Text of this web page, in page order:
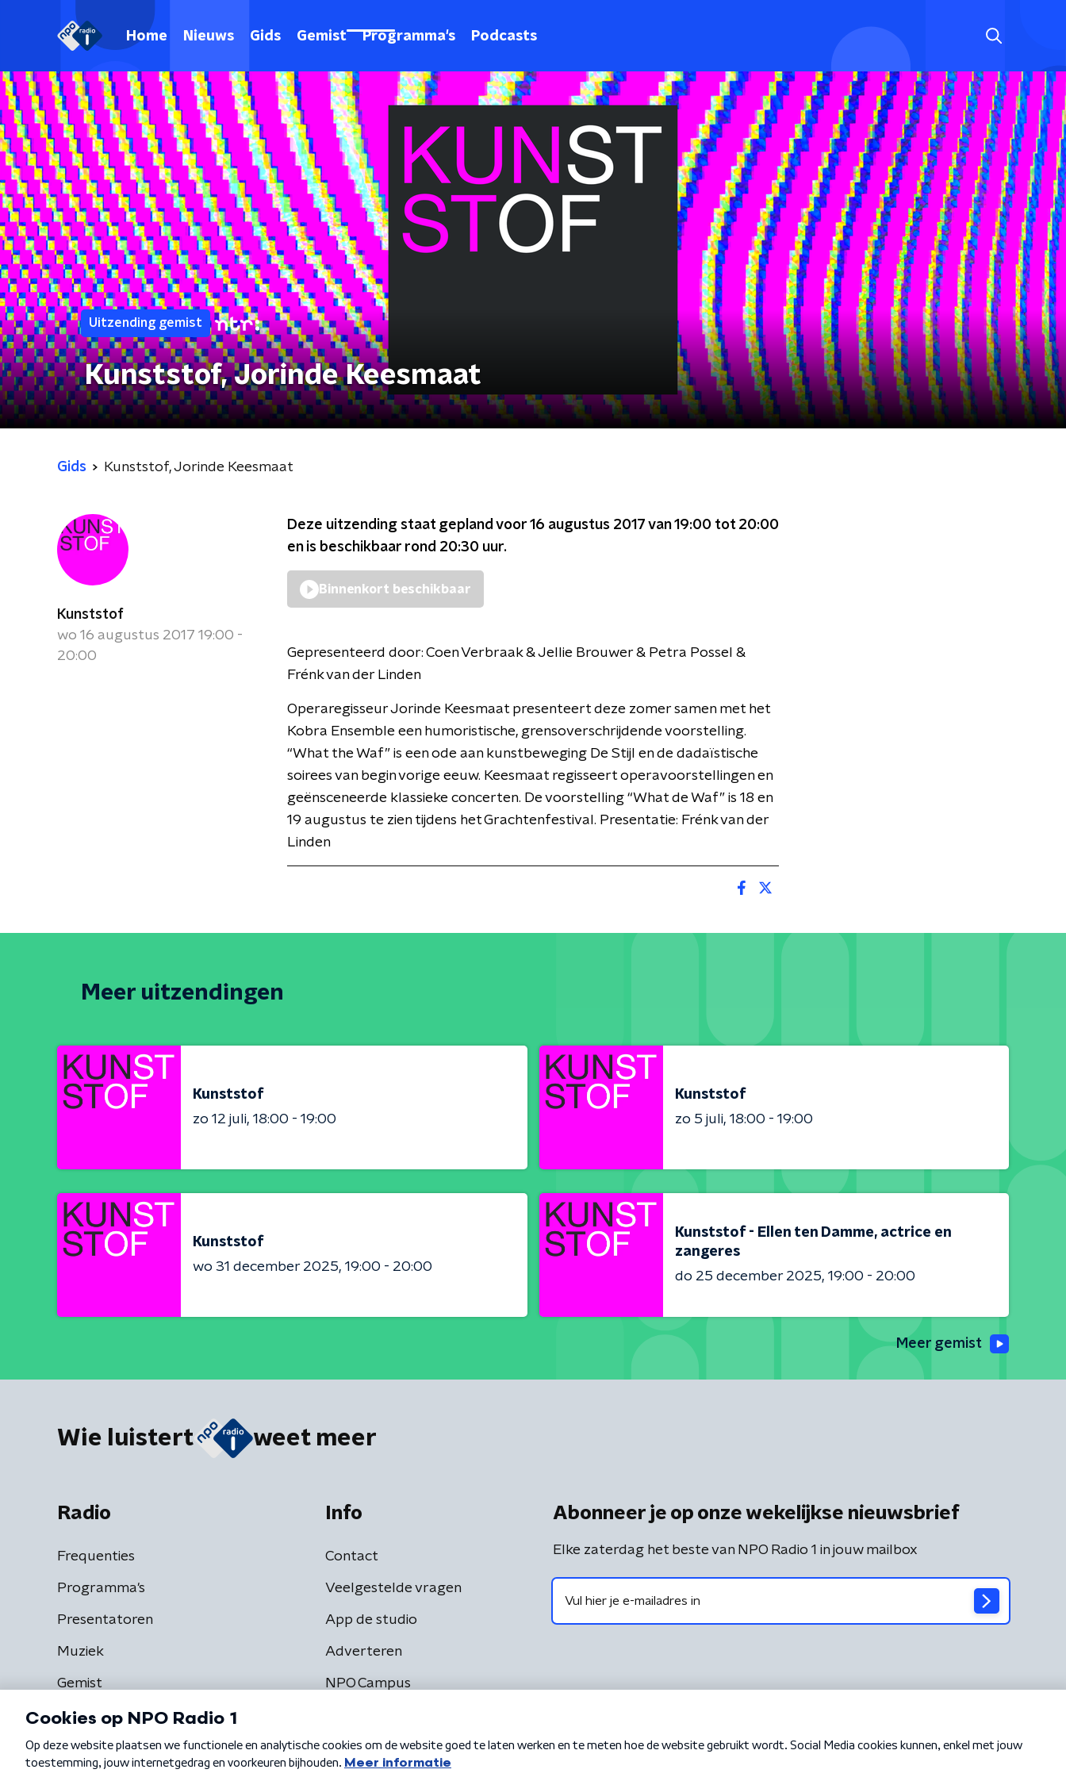
Home Nieuws Gids Gemist Programma's Podcasts
Uitzending gemist
Kunststof, Jorinde Keesmaat
Gids Kunststof, Jorinde Keesmaat
Kunststof
wo 16 augustus 2017 19:00 -
20:00
Deze uitzending staat gepland voor 16 augustus 2017 van 19:00 tot 20:00
en is beschikbaar rond 20:30 uur.
Binnenkort beschikbaar
Gepresenteerd door: Coen Verbraak & Jellie Brouwer & Petra Possel &
Frénk van der Linden
Operaregisseur Jorinde Keesmaat presenteert deze zomer samen met het
Kobra Ensemble een humoristische, grensoverschrijdende voorstelling.
“What the Waf” is een ode aan kunstbeweging De Stijl en de dadaïstische
soirees van begin vorige eeuw. Keesmaat regisseert operavoorstellingen en
geënsceneerde klassieke concerten. De voorstelling “What de Waf” is 18 en
19 augustus te zien tijdens het Grachtenfestival. Presentatie: Frénk van der
Linden
Meer uitzendingen
Kunststof
zo 12 juli 18:00 - 19:00
Kunststof
zo 5 juli 18:00 - 19:00
Kunststof
wo 31 december 2025 19:00 - 20:00
Kunststof - Ellen ten Damme, actrice en
zangeres
do 25 december 2025 19:00 - 20:00
Meer gemist
Wie luistert weet meer
Radio
Frequenties
Programma's
Presentatoren
Muziek
Gemist
Info
Contact
Veelgestelde vragen
App de studio
Adverteren
NPO Campus
Abonneer je op onze wekelijkse nieuwsbrief
Elke zaterdag het beste van NPO Radio 1 in jouw mailbox
Algemene voorwaarden Privacybeleid